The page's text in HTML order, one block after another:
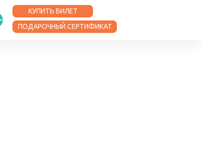
КУПИТЬ БИЛЕТ
ПОДАРОЧНЫЙ СЕРТИФИКАТ